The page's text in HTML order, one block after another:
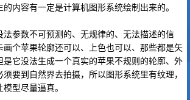
内容有一定是计算机图形系统绘制出来的。
法参数不可预测的、无规律的、无法描述的信
画个苹果轮廓还可以、上色也可以、那些都是矢
是它没法生成一个真实的苹果不规则的轮廓、外
要到自然界去拍摄，所以图形系统里有纹理，
型尽量逼真。